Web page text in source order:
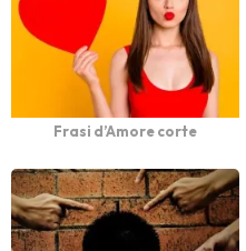
Frasi d’Amore corte